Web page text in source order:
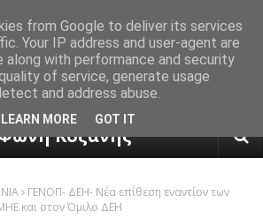
πρόγνωση καιρού από το
Κοζάνης
ΓΕΝΟΠ- ΔΕΗ- Νέα επίθεση εναντίον των
και στον Όμιλο ΔΕΗ
from Google to deliver its services
Your IP address and user-agent are
along with performance and security
of service, generate usage
and address abuse.
LEARN MORE GOT IT